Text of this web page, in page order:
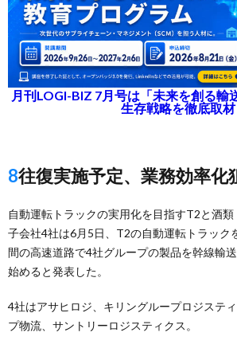
月刊LOGI-BIZ 7月号は「未来を創る輸
生存戦略を徹底取材
8往復実施予定、業務効率化
自動運転トラックの実用化を目指すT2と酒
子会社4社は6月5日、T2の自動運転トラック
間の高速道路で4社グループの製品を幹線輸
始めると発表した。
4社はアサヒロジ、キリングループロジステ
プ物流、サントリーロジスティクス。